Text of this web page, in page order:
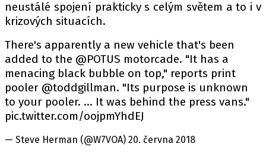
neustálé spojení prakticky s celým světem a to i v
krizových situacích.
There's apparently a new vehicle that's been
added to the @POTUS motorcade. "It has a
menacing black bubble on top," reports print
pooler @toddgillman. "Its purpose is unknown
to your pooler. ... It was behind the press vans."
pic.twitter.com/oojpmYhdEJ
— Steve Herman (@W7VOA) 20. června 2018